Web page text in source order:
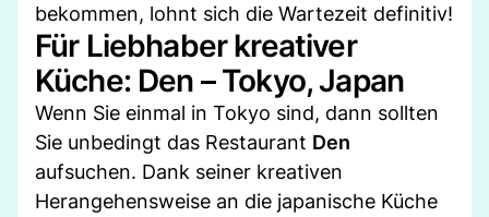
bekommen, lohnt sich die Wartezeit definitiv!
Für Liebhaber kreativer
Küche: Den – Tokyo, Japan
Wenn Sie einmal in Tokyo sind, dann sollten
Sie unbedingt das Restaurant Den
aufsuchen. Dank seiner kreativen
Herangehensweise an die japanische Küche